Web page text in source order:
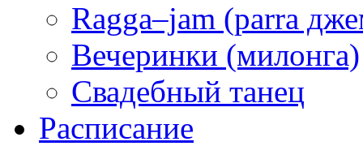
Ragga–jam (parra
Вечеринки (милонга)
Свадебный танец
Расписание